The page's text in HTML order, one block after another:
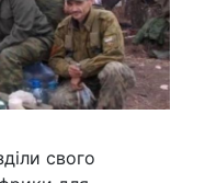
свого